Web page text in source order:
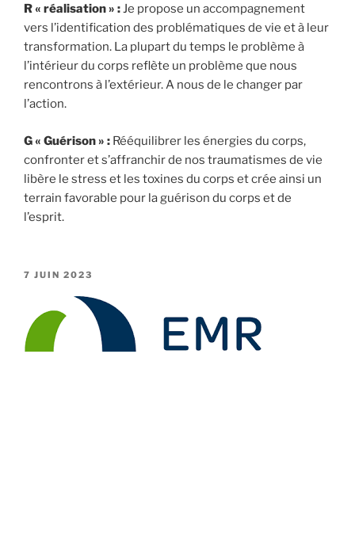
R « réalisation » :Je propose un accompagnement
vers l’identification des problématiques de vie et à leur
transformation. La plupart du temps le problème à
l’intérieur du corps reflète un problème que nous
rencontrons à l’extérieur. A nous de le changer par
l’action.
G « Guérison » : Rééquilibrer les énergies du corps,
confronter et s’affranchir de nos traumatismes de vie
libère le stress et les toxines du corps et crée ainsi un
terrain favorable pour la guérison du corps et de
l’esprit.
PUBLIÉ
7 JUIN 2023